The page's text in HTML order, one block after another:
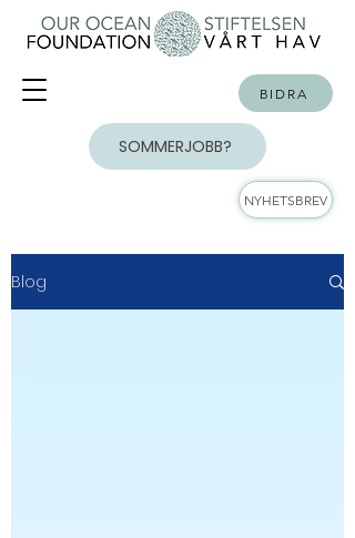
BIDRA
NYHETSBREV
SOMMERJOBB?
Blog